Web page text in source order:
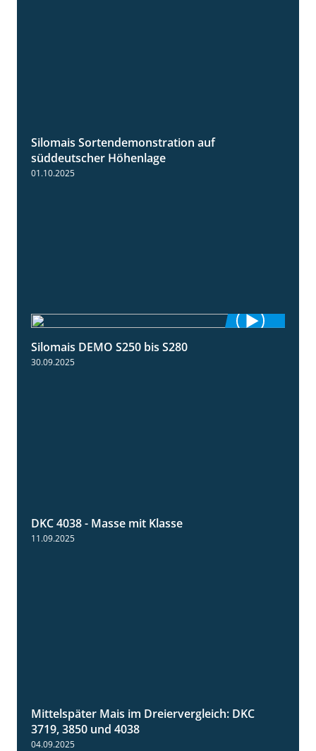
Silomais Sortendemonstration auf
süddeutscher Höhenlage
Silomais DEMO S250 bis S280
30.09.2025
DKC 4038 - Masse mit Klasse
11.09.2025
1:41
Mittelspäter Mais im Dreiervergleich: DKC
3719, 3850 und 4038
04.09.2025